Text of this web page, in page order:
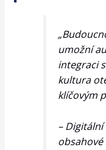
umožní
integraci
kultura
klíčovým
–